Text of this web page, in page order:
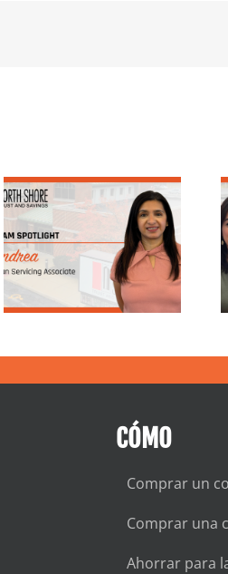
Destacando 25
años de servicio:
la trayectoria de
Nancy en North
Shore Trust &
CÓMO
Comprar un
Comprar una
Ahorrar para